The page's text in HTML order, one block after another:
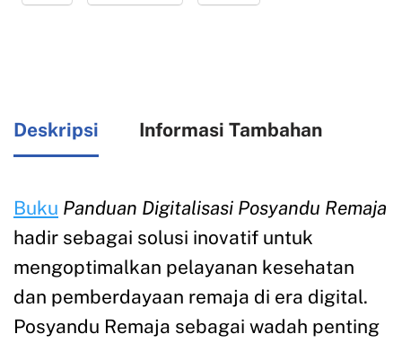
Deskripsi Informasi Tambahan
Buku Panduan Digitalisasi Posyandu Remaja
hadir sebagai solusi inovatif untuk
mengoptimalkan pelayanan kesehatan
dan pemberdayaan remaja di era digital.
Posyandu Remaja sebagai wadah penting